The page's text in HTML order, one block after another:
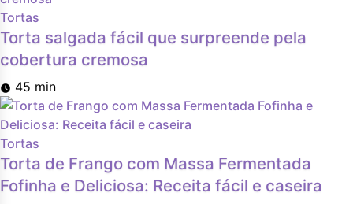
Tortas
Torta salgada fácil que surpreende pela
cobertura cremosa
45 min
Tortas
Torta de Frango com Massa Fermentada
Fofinha e Deliciosa: Receita fácil e caseira